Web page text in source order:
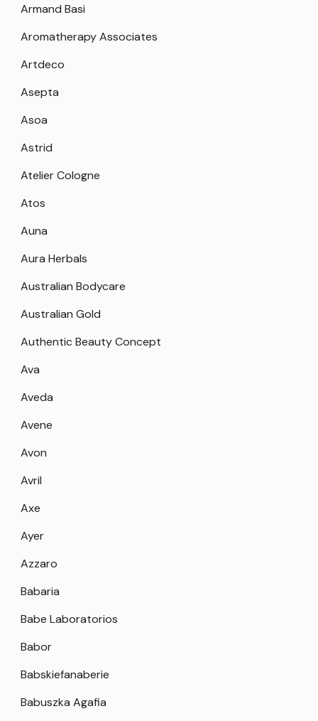
Armand Basi
Aromatherapy Associates
Artdeco
Asepta
Asoa
Astrid
Atelier Cologne
Atos
Auna
Aura Herbals
Australian Bodycare
Australian Gold
Authentic Beauty Concept
Ava
Aveda
Avene
Avon
Avril
Axe
Ayer
Azzaro
Babaria
Babe Laboratorios
Babor
Babskiefanaberie
Babuszka Agafia